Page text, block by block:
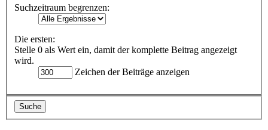
Suchzeitraum begrenzen:
Die ersten:
Stelle 0 als Wert ein, damit der komplette Beitrag angezeigt
wird.
Zeichen der Beiträge anzeigen